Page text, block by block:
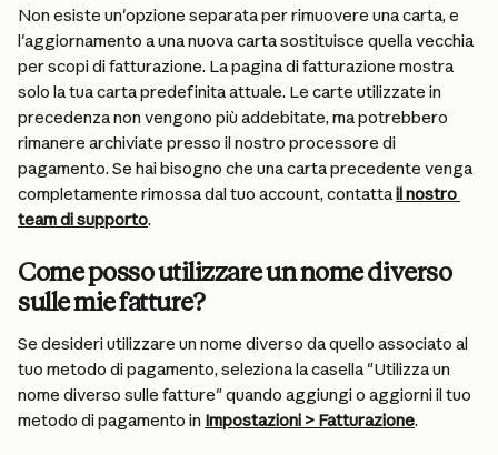
Non esiste un'opzione separata per rimuovere una carta, e
l'aggiornamento a una nuova carta sostituisce quella vecchia
per scopi di fatturazione. La pagina di fatturazione mostra
solo la tua carta predefinita attuale. Le carte utilizzate in
precedenza non vengono più addebitate, ma potrebbero
rimanere archiviate presso il nostro processore di
pagamento. Se hai bisogno che una carta precedente venga
completamente rimossa dal tuo account, contatta il nostro
team di supporto.
Come posso utilizzare un nome diverso
sulle mie fatture?
Se desideri utilizzare un nome diverso da quello associato al
tuo metodo di pagamento, seleziona la casella "Utilizza un
nome diverso sulle fatture" quando aggiungi o aggiorni il tuo
metodo di pagamento in Impostazioni > Fatturazione.